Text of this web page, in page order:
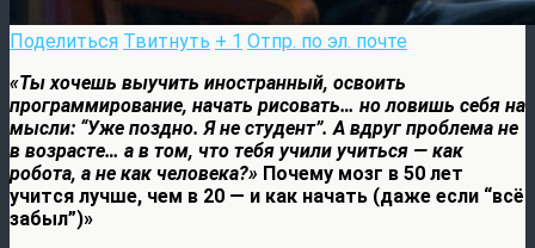
Поделиться Твитнуть + 1 Отпр. по эл. почте
«Ты хочешь выучить иностранный, освоить
программирование, начать рисовать… но ловишь себя на
мысли: “Уже поздно. Я не студент”. А вдруг проблема не
в возрасте… а в том, что тебя учили учиться — как
робота, а не как человека?» Почему мозг в 50 лет
учится лучше, чем в 20 — и как начать (даже если “всё
забыл”)»